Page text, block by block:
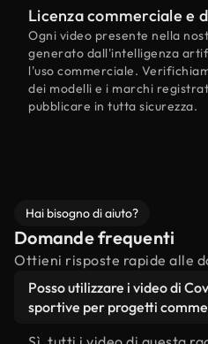
Licenza commerciale e
Ogni video presente nella
generato dall'intelligenza
l'uso commerciale.
dei modelli e i marchi
pubblicare in tutta sicurezza.
Hai bisogno di aiuto?
Domande frequenti
Ottieni risposte rapide alle
Posso utilizzare i video di
sportive per progetti